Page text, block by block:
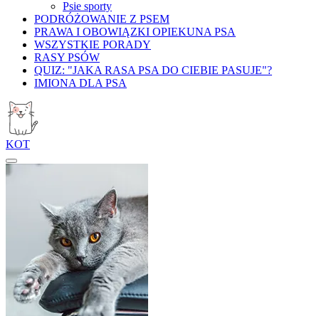
Psie sporty
PODRÓŻOWANIE Z PSEM
PRAWA I OBOWIĄZKI OPIEKUNA PSA
WSZYSTKIE PORADY
RASY PSÓW
QUIZ: "JAKA RASA PSA DO CIEBIE PASUJE"?
IMIONA DLA PSA
KOT